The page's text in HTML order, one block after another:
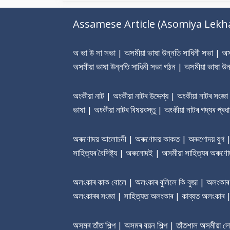
Assamese Article (Asomiya
অ ভা উ সা সভা | অসমীয়া ভাষা উন্নতি সাধিনী সভা |
অসমীয়া ভাষা উন্নতি সাধিনী সভা গঠন | অসমীয়া ভাষা
অংকীয়া নাট | অংকীয়া নাটৰ উদ্দেশ্য | অংকীয়া নাটৰ
ভাষা | অংকীয়া নাটৰ বিষয়বস্তু | অংকীয়া নাটৰ গদ্যৰ
অৰুণোদয় আলোচনী | অৰুণোদয় কাকত | অৰুণোদয় যুগ |
সাহিত্যৰ বৈশিষ্ট্য | অৰুনোদই | অসমীয়া সাহিত্যৰ
অলংকাৰ কাক বোলে | অলংকাৰ বুলিলে কি বুজা |
অলংকাৰৰ সংজ্ঞা | সাহিত্যত অলংকাৰ | কাব্যত
অসমৰ তাঁত শিল্প | অসমৰ বয়ন শিল্প | তাঁতশাল